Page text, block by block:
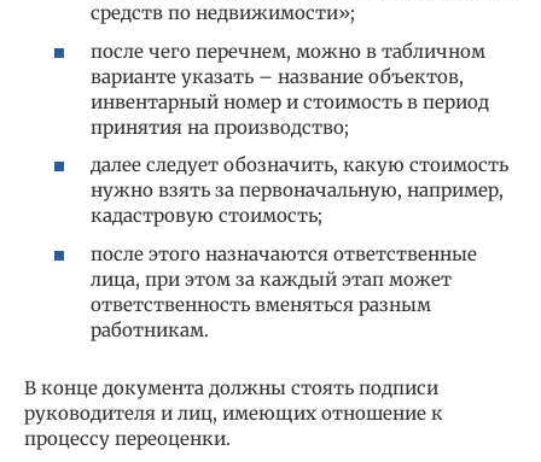
средств по недвижимости»;
после чего перечнем, можно в табличном
варианте указать – название объектов,
инвентарный номер и стоимость в период
принятия на производство;
далее следует обозначить, какую стоимость
нужно взять за первоначальную, например,
кадастровую стоимость;
после этого назначаются ответственные
лица, при этом за каждый этап может
ответственность вменяться разным
работникам.
В конце документа должны стоять подписи
руководителя и лиц, имеющих отношение к
процессу переоценки.